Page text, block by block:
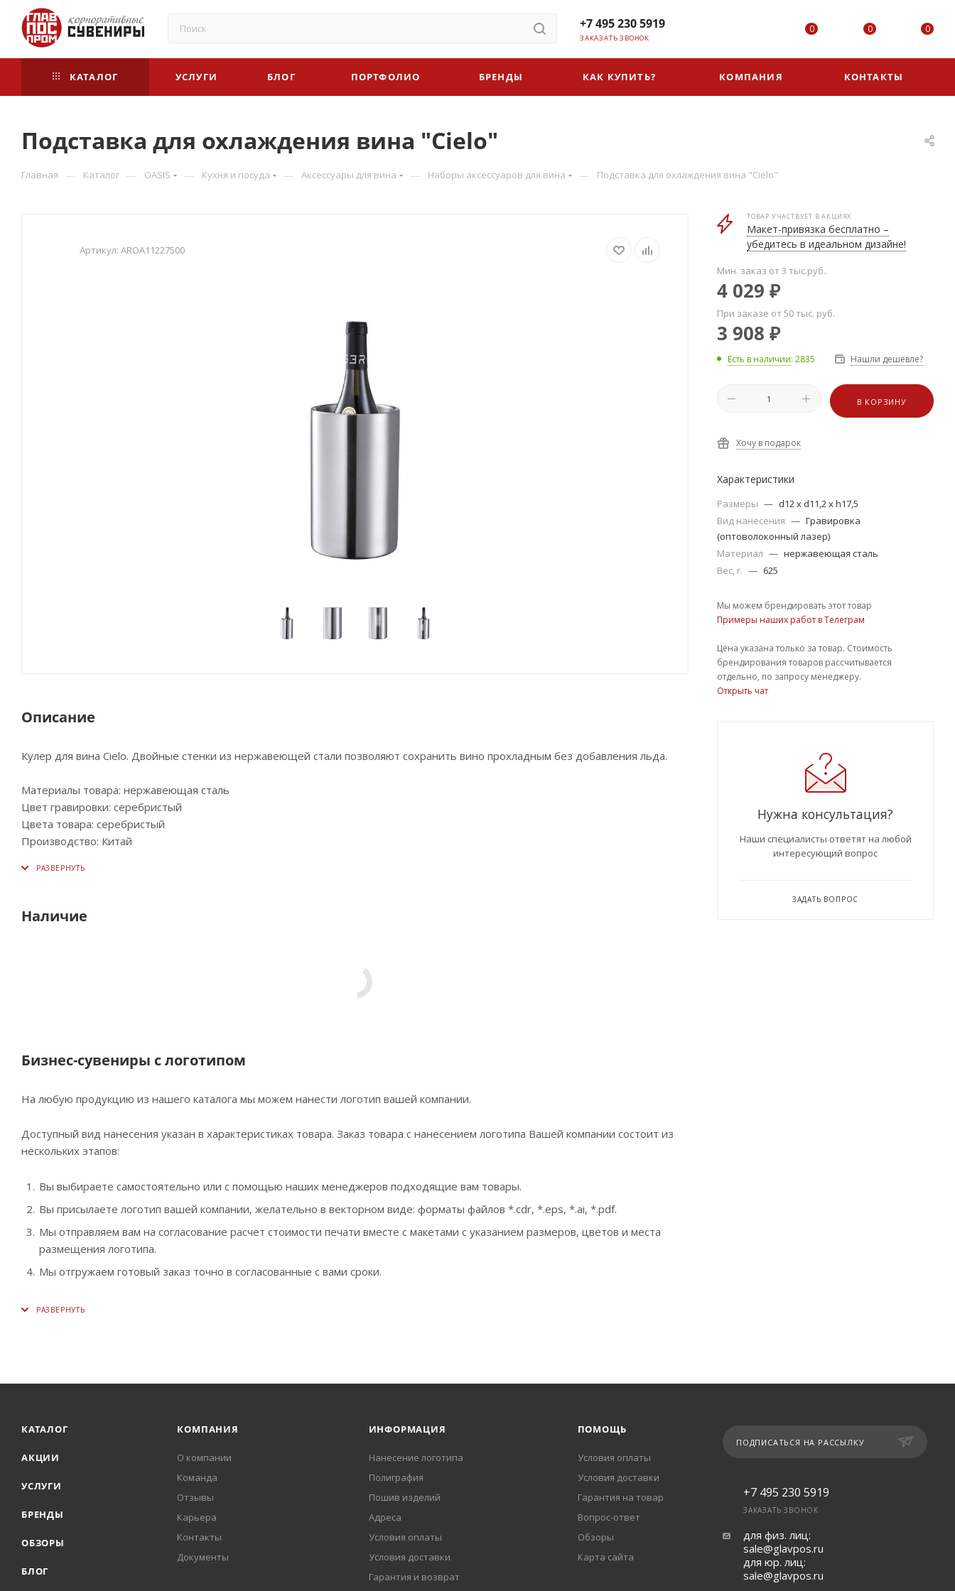
+7 495 230 5919
ЗАКАЗАТЬ ЗВОНОК
0 0 0
КАТАЛОГ УСЛУГИ БЛОГ ПОРТФОЛИО БРЕНДЫ КАК КУПИТЬ? КОМПАНИЯ КОНТАКТЫ
Подставка для охлаждения вина "Cielo"
Главная — Каталог — OASIS — Кухня и посуда — Аксессуары для вина — Наборы аксессуаров для вина — Подставка для охлаждения вина "Cielo"
Артикул: AROA11227500
Описание
Кулер для вина Cielo. Двойные стенки из нержавеющей стали позволяют сохранить вино прохладным без добавления льда.
Материалы товара: нержавеющая cталь
Цвет гравировки: серебристый
Цвета товара: серебристый
Производство: Китай
Наличие
Бизнес-сувениры с логотипом
На любую продукцию из нашего каталога мы можем нанести логотип вашей компании.
Доступный вид нанесения указан в характеристиках товара. Заказ товара с нанесением логотипа Вашей компании состоит из
нескольких этапов:
Вы выбираете самостоятельно или с помощью наших менеджеров подходящие вам товары.
Вы присылаете логотип вашей компании, желательно в векторном виде: форматы файлов *.cdr, *.eps, *.ai, *.pdf.
Мы отправляем вам на согласование расчет стоимости печати вместе с макетами с указанием размеров, цветов и места
размещения логотипа.
Мы отгружаем готовый заказ точно в согласованные с вами сроки.
ТОВАР УЧАСТВУЕТ В АКЦИЯХ
Макет-привязка бесплатно –
убедитесь в идеальном дизайне!
Мин. заказ от 3 тыс.руб..
4 029 ₽
При заказе от 50 тыс. руб.
3 908 ₽
Есть в наличии: 2835 Нашли дешевле?
В КОРЗИНУ
Хочу в подарок
Характеристики
Размеры — d12 х d11,2 х h17,5
Вид нанесения — Гравировка
(оптоволоконный лазер)
Материал — нержавеющая сталь
Вес, г. — 625
Мы можем брендировать этот товар
Примеры наших работ в Телеграм
Цена указана только за товар. Стоимость
брендирования товаров рассчитывается
отдельно, по запросу менеджеру.
Открыть чат
Нужна консультация?
Наши специалисты ответят на любой
интересующий вопрос
ЗАДАТЬ ВОПРОС
КАТАЛОГ
АКЦИИ
УСЛУГИ
БРЕНДЫ
ОБЗОРЫ
БЛОГ
КОМПАНИЯ
О компании
Команда
Отзывы
Карьера
Контакты
Документы
ИНФОРМАЦИЯ
Нанесение логотипа
Полиграфия
Пошив изделий
Адреса
Условия оплаты
Условия доставки
Гарантия и возврат
ПОМОЩЬ
Условия оплаты
Условия доставки
Гарантия на товар
Вопрос-ответ
Обзоры
Карта сайта
ПОДПИСАТЬСЯ НА РАССЫЛКУ
+7 495 230 5919
ЗАКАЗАТЬ ЗВОНОК
для физ. лиц:
sale@glavpos.ru
для юр. лиц:
sale@glavpos.ru